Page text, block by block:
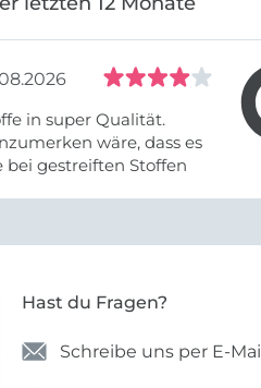
in super Qualität.
wäre, dass es
bei gestreiften Stoffen
Hast du Fragen?
Schreibe uns per E-Mail